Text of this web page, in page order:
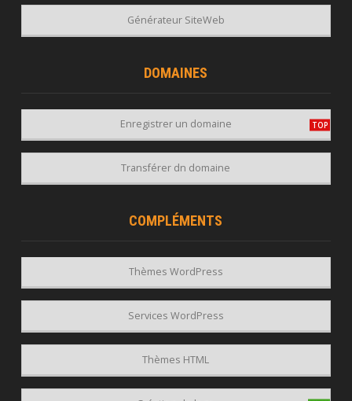
Générateur SiteWeb
DOMAINES
Enregistrer un domaine
Transférer dn domaine
COMPLÉMENTS
Thèmes WordPress
Thèmes HTML
Services WordPress